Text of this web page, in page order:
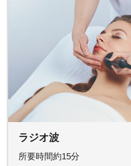
ラジオ波
所要時間約15分